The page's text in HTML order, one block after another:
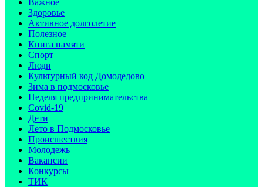
Важное
Здоровье
Активное долголетие
Полезное
Книга памяти
Спорт
Люди
Культурный код Домодедово
Зима в подмосковье
Неделя предпринимательства
Covid-19
Дети
Лето в Подмосковье
Происшествия
Молодежь
Вакансии
Конкурсы
ТИК